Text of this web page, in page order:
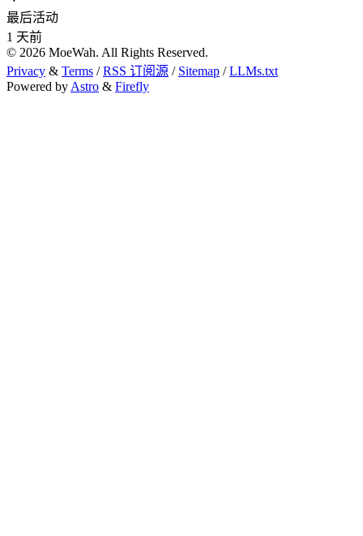
最后活动
1 天前
© 2026 MoeWah. All Rights Reserved.
Privacy & Terms /RSS 订阅源 / Sitemap /LLMs.txt
Powered by Astro & Firefly